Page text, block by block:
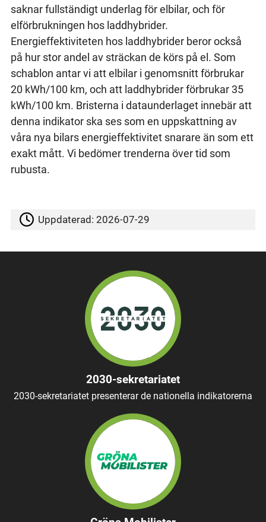
saknar fullständigt underlag för elbilar, och för
elförbrukningen hos laddhybrider.
Energieffektiviteten hos laddhybrider beror också
på hur stor andel av sträckan de körs på el. Som
schablon antar vi att elbilar i genomsnitt förbrukar
20 kWh/100 km, och att laddhybrider förbrukar 35
kWh/100 km. Bristerna i dataunderlaget innebär att
denna indikator ska ses som en uppskattning av
våra nya bilars energieffektivitet snarare än som ett
exakt mått. Vi bedömer trenderna över tid som
rubusta.
Uppdaterad:2026-07-29
2030-sekretariatet
2030-sekretariatet presenterar de nationella indikatorerna